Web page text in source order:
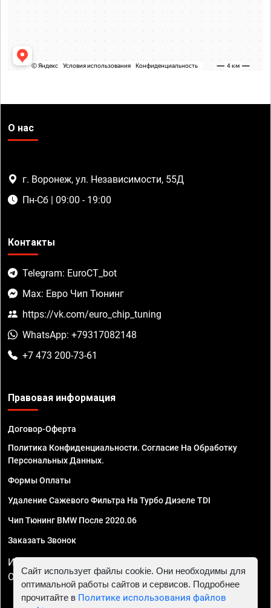
О нас
г. Воронеж, ул. Независимости, 55Д
Пн-Сб | 09:00 - 19:00
Контакты
Telegram: EuroCT_bot
Max: Евро Чип Тюнинг
https://vk.com/euro_chip_tuning
WhatsApp: +79317082148
+7 473 200-73-61
Правовая информация
Договор-Оферта
Политика Конфиденциальности. Согласие На Обработку
Персональных Данных.
Формы Оплаты
Удаление Сажевого Фильтра На Турбо Дизеле TDI
Чип Тюнинг BMW После 2020.06
Заказать Звонок
ИП Смирнов Георгий Павлович. ИНН 781302555843,
ОГРНИП 324470400032610
Сайт использует файлы cookie. Они необходимы для
оптимальной работы сайтов и сервисов. Подробнее
прочитайте в Политике использования файлов